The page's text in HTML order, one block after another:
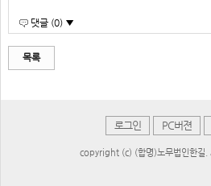
댓글 (0) ▼
목록
로그인 PC버젼
copyright (c) (합명)노무법인한길